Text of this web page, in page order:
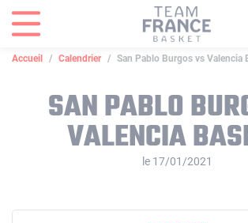
Accueil Calendrier San Pablo Burgos vs Valencia
SAN PABLO
VALENCIA
le 17/01/2021
Panneau de gestion des cookies